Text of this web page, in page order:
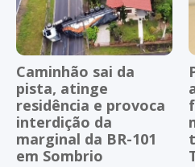
Caminhão sai da
pista, atinge
residência e provoca
interdição da
marginal da BR-101
em Sombrio